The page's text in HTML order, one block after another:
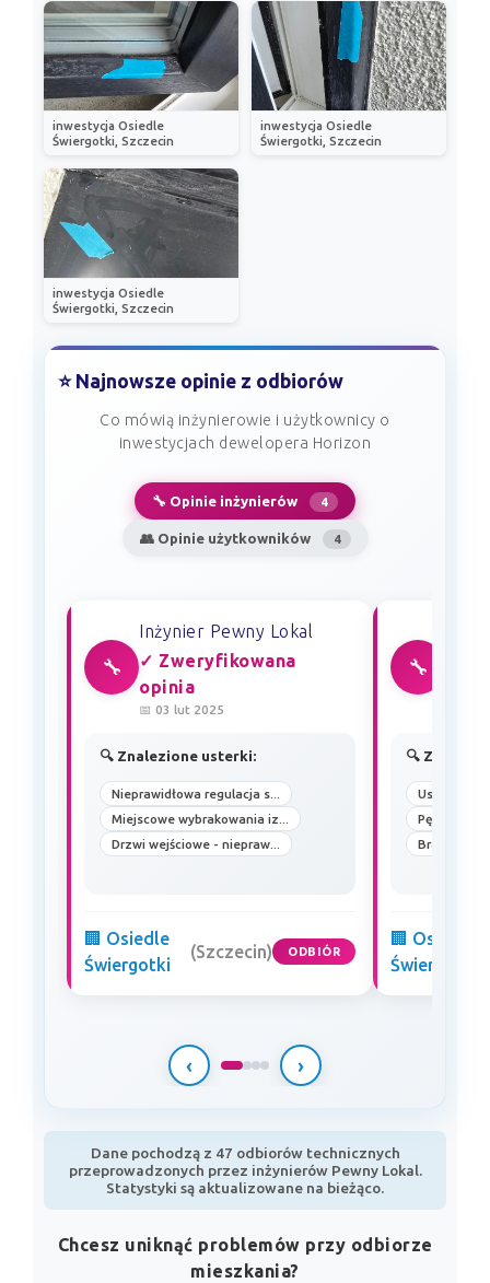
inwestycja Osiedle
Świergotki, Szczecin
inwestycja Osiedle
Świergotki, Szczecin
inwestycja Osiedle
Świergotki, Szczecin
⭐ Najnowsze opinie z odbiorów
Co mówią inżynierowie i użytkownicy o
inwestycjach dewelopera Horizon
🔧 Opinie inżynierów 4
👥 Opinie użytkowników 4
🔧
Inżynier Pewny Lokal
✓ Zweryfikowana
opinia
📅 03 lut 2025
🔍 Znalezione usterki:
Nieprawidłowa regulacja s...
Miejscowe wybrakowania iz...
Drzwi wejściowe - niepraw...
🏢 Osiedle
Świergotki
(Szczecin) ODBIÓR
🔧
🔍
Pęknięcia/
Brak
🏢 Osiedle
Świergotki
‹ ›
Dane pochodzą z 47 odbiorów technicznych
przeprowadzonych przez inżynierów Pewny Lokal.
Statystyki są aktualizowane na bieżąco.
Chcesz uniknąć problemów przy odbiorze
mieszkania?